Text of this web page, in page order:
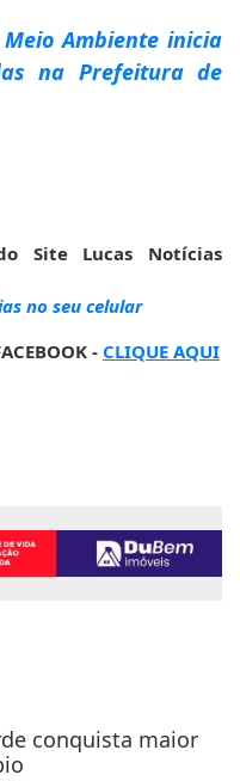
Ambiente inicia
na Prefeitura de
Site Lucas Notícias
no seu celular
- CLIQUE AQUI
conquista maior